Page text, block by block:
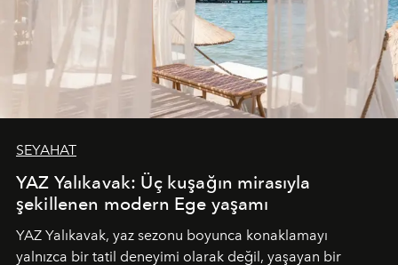
SEYAHAT
YAZ Yalıkavak: Üç kuşağın mirasıyla
şekillenen modern Ege yaşamı
YAZ Yalıkavak, yaz sezonu boyunca konaklamayı
yalnızca bir tatil deneyimi olarak değil, yaşayan bir